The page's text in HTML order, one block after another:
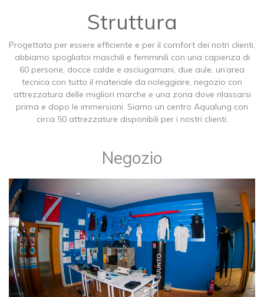
Struttura
Progettata per essere efficiente e per il comfort dei notri clienti,
abbiamo spogliatoi maschili e femminili con una capienza di
60 persone, docce calde e asciugamani, due aule, un’area
tecnica con tutto il materiale da noleggiare, negozio con
attrezzatura delle migliori marche e una zona dove rilassarsi
prima e dopo le immersioni. Siamo un centro Aqualung con
circa 50 attrezzature disponibili per i nostri clienti.
Negozio